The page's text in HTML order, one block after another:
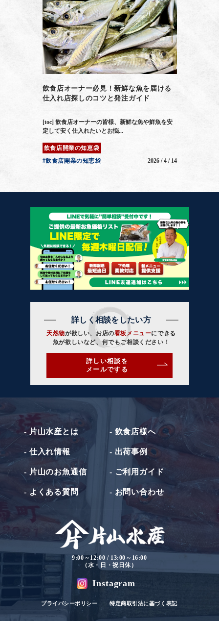
飲食店オーナー必見！新鮮な魚を届ける
仕入れ店探しのコツと発注ガイド
[toc] 飲食店オーナーの皆様、新鮮な魚や鮮魚を安
定して安く仕入れたいとお悩...
飲食店開業の知恵袋
#飲食店開業の知恵袋
2026 / 4 / 14
詳しく相談をしたい方
天然物が欲しい、お店の看板メニューにできる
魚が欲しいなど、何でもご相談ください！
詳しい相談を
メールでする
- 片山水産とは - 飲食店様へ
- 仕入れ情報 - 出荷事例
- 片山のお魚通信 - ご利用ガイド
- よくある質問 - お問い合わせ
9:00～12:00 / 13:00～16:00
（水・日・祝日休）
Instagram
プライバシーポリシー 特定商取引法に基づく表記